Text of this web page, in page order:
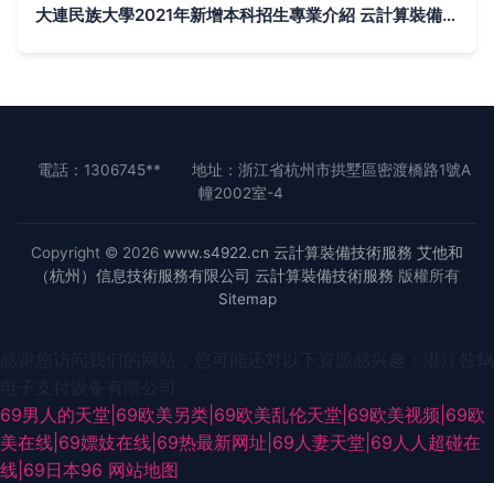
大連民族大學2021年新增本科招生專業介紹 云計算裝備技術服務
電話：1306745**
地址：浙江省杭州市拱墅區密渡橋路1號A
幢2002室-4
Copyright © 2026 www.s4922.cn 云計算裝備技術服務 艾他和
（杭州）信息技術服務有限公司 云計算裝備技術服務 版權所有
Sitemap
69男人的天堂|69欧美另类|69欧美乱伦天堂|69欧美视频|69欧
美在线|69嫖妓在线|69热最新网址|69人妻天堂|69人人超碰在
线|69日本96 网站地图